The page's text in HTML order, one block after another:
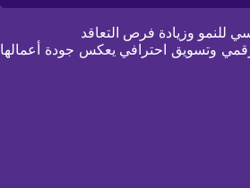
للنمو وزيادة فرص التعاقد
وتسويق احترافي يعكس جودة أعمالها